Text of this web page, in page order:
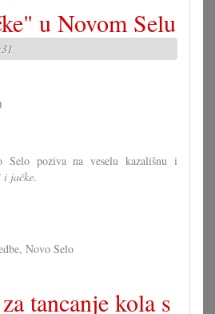
u Novom Selu
Selo poziva na veselu kazališnu i
i jačke.
Novo Selo
tancanje kola s